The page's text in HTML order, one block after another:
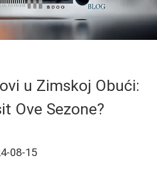
u Zimskoj Obući:
Ove Sezone?
08-15